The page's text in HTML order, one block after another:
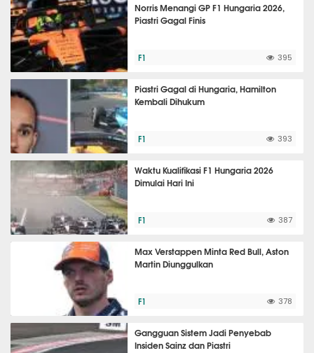
Norris Menangi GP F1 Hungaria 2026,
Piastri Gagal Finis
F1 395
Piastri Gagal di Hungaria, Hamilton
Kembali Dihukum
F1 393
Waktu Kualifikasi F1 Hungaria 2026
Dimulai Hari Ini
F1 387
Max Verstappen Minta Red Bull, Aston
Martin Diunggulkan
F1 378
Gangguan Sistem Jadi Penyebab
Insiden Sainz dan Piastri